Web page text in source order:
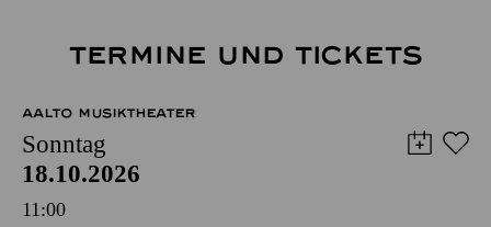
TERMINE UND TICKETS
AALTO MUSIKTHEATER
Sonntag
18.10.2026
11:00